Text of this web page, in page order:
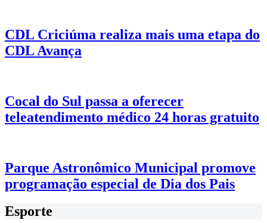
CDL Criciúma realiza mais uma etapa do
CDL Avança
Cocal do Sul passa a oferecer
teleatendimento médico 24 horas gratuito
Parque Astronômico Municipal promove
programação especial de Dia dos Pais
Esporte